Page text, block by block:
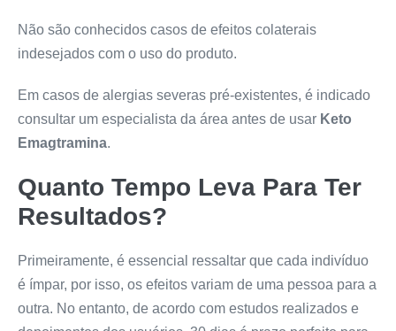
Não são conhecidos casos de efeitos colaterais
indesejados com o uso do produto.
Em casos de alergias severas pré-existentes, é indicado
consultar um especialista da área antes de usar Keto
Emagtramina.
Quanto Tempo Leva Para Ter
Resultados?
Primeiramente, é essencial ressaltar que cada indivíduo
é ímpar, por isso, os efeitos variam de uma pessoa para a
outra. No entanto, de acordo com estudos realizados e